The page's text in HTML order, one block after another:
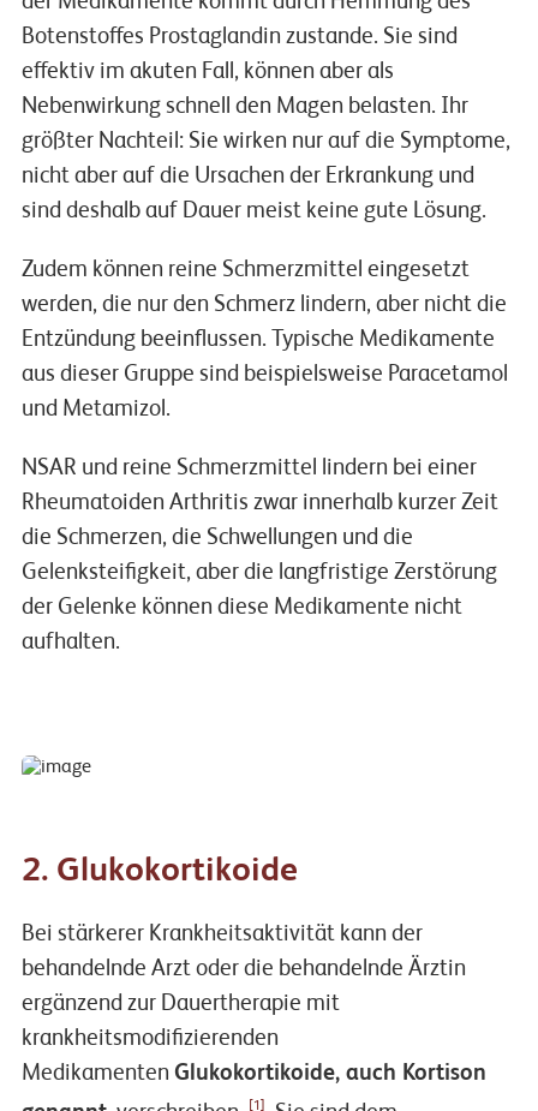
Botenstoffes Prostaglandin zustande. Sie sind
effektiv im akuten Fall, können aber als
Nebenwirkung schnell den Magen belasten. Ihr
größter Nachteil: Sie wirken nur auf die Symptome,
nicht aber auf die Ursachen der Erkrankung und
sind deshalb auf Dauer meist keine gute Lösung.
Zudem können reine Schmerzmittel eingesetzt
werden, die nur den Schmerz lindern, aber nicht die
Entzündung beeinflussen. Typische Medikamente
aus dieser Gruppe sind beispielsweise Paracetamol
und Metamizol.
NSAR und reine Schmerzmittel lindern bei einer
Rheumatoiden Arthritis zwar innerhalb kurzer Zeit
die Schmerzen, die Schwellungen und die
Gelenksteifigkeit, aber die langfristige Zerstörung
der Gelenke können diese Medikamente nicht
aufhalten.
2. Glukokortikoide
Bei stärkerer Krankheitsaktivität kann der
behandelnde Arzt oder die behandelnde Ärztin
ergänzend zur Dauertherapie mit
krankheitsmodifizierenden
Medikamenten Glukokortikoide, auch Kortison
[1]